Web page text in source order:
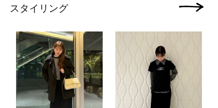
スタイリング 次の画像